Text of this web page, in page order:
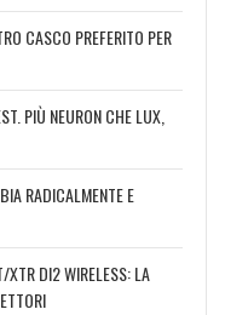
CASCO PREFERITO PER
PIÙ NEURON CHE LUX,
RADICALMENTE E
XTR DI2 WIRELESS: LA